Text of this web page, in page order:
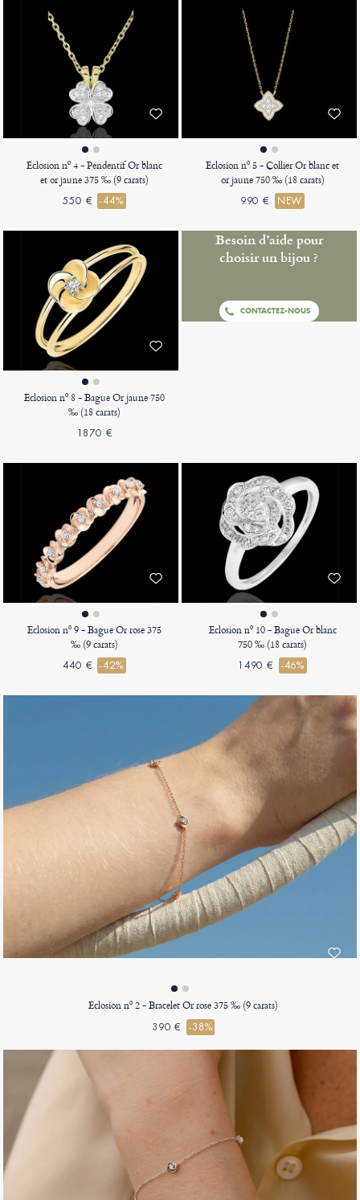
Eclosion nº 4 - Pendentif Or blanc
et or jaune 375 ‰ (9 carats)
550 € -44%
Eclosion nº 5 - Collier Or blanc et
or jaune 750 ‰ (18 carats)
990 € NEW
Eclosion nº 8 - Bague Or jaune 750
‰ (18 carats)
1870 €
Besoin d’aide pour
choisir un bijou ?
CONTACTEZ-NOUS
Eclosion nº 9 - Bague Or rose 375
‰ (9 carats)
440 € -42%
Eclosion nº 10 - Bague Or blanc
750 ‰ (18 carats)
1490 € -46%
Eclosion nº 2 - Bracelet Or rose 375 ‰ (9 carats)
390 € -38%